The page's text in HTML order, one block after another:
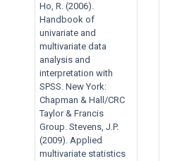
Ho, R. (2006).
Handbook of
univariate and
multivariate data
analysis and
interpretation with
SPSS. New York:
Chapman & Hall/CRC
Taylor & Francis
Group. Stevens, J.P.
(2009). Applied
multivariate statistics